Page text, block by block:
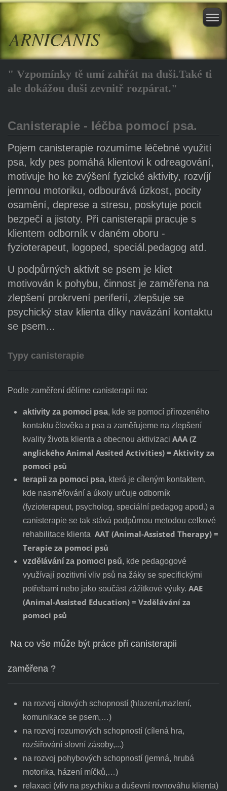
ARNICANIS
" Vzpomínky tě umí zahřát na duši.Také ti
ale dokážou duši zevnitř rozpárat."
Canisterapie - léčba pomocí psa.
Pojem canisterapie rozumíme léčebné využití
psa, kdy pes pomáhá klientovi k odreagování,
motivuje ho ke zvýšení fyzické aktivity, rozvíjí
jemnou motoriku, odbourává úzkost, pocity
osamění, deprese a stresu, poskytuje pocit
bezpečí a jistoty. Při canisterapii pracuje s
klientem odborník v daném oboru -
fyzioterapeut, logoped, speciál.pedagog atd.
U podpůrných aktivit se psem je kliet
motivován k pohybu, činnost je zaměřena na
zlepšení prokrvení periferií, zlepšuje se
psychický stav klienta díky navázání kontaktu
se psem...
Typy canisterapie
Podle zaměření dělíme canisterapii na:
aktivity za pomoci psa, kde se pomocí přirozeného
kontaktu člověka a psa a zaměřujeme na zlepšení
kvality života klienta a obecnou aktivizaci AAA (Z
anglického Animal Assited Activities) = Aktivity za
pomoci psů
terapii za pomoci psa, která je cíleným kontaktem,
kde nasměřování a úkoly určuje odborník
(fyzioterapeut, psycholog, speciální pedagog apod.) a
canisterapie se tak stává podpůrnou metodou celkové
rehabilitace klienta AAT (Animal-Assisted Therapy) =
Terapie za pomoci psů
vzdělávání za pomoci psů, kde pedagogové
využívají pozitivní vliv psů na žáky se specifickými
potřebami nebo jako součást zážitkové výuky. AAE
(Animal-Assisted Education) = Vzdělávání za
pomoci psů
Na co vše může být práce při canisterapii
zaměřena ?
na rozvoj citových schopností (hlazení,mazlení,
komunikace se psem,…)
na rozvoj rozumových schopností (cílená hra,
rozšiřování slovní zásoby,...)
na rozvoj pohybových schopností (jemná, hrubá
motorika, házení míčků,…)
relaxaci (vliv na psychiku a duševní rovnováhu klienta)